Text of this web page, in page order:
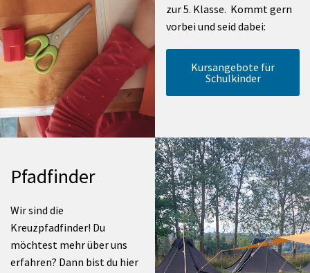
zur 5. Klasse. Kommt gern
vorbei und seid dabei:
Kursangebote für
Schulkinder
Pfadfinder
Wir sind die
Kreuzpfadfinder! Du
möchtest mehr über uns
erfahren? Dann bist du hier